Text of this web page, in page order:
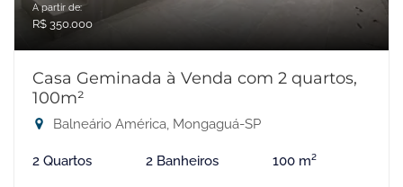
A partir de:
R$ 350.000
Casa Geminada à Venda com 2 quartos,
100m²
Balneário América, Mongaguá-SP
2 Quartos 2 Banheiros 100 m²